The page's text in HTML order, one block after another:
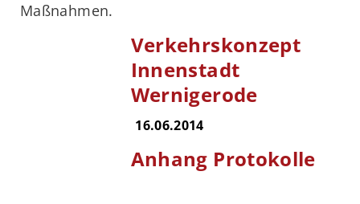
Maßnahmen.
Verkehrskonzept
Innenstadt
Wernigerode
16.06.2014
Anhang Protokolle